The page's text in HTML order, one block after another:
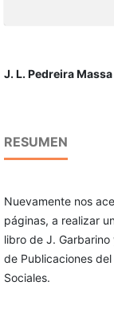
J. L. Pedreira Massa
RESUMEN
Nuevamente nos
páginas, a reali­zar
libro de J.
de Publicaciones
Socia­les.